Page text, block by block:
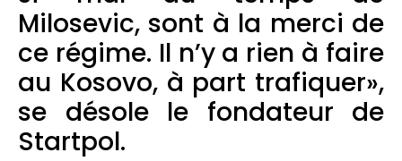
Milosevic, sont à la merci de
ce régime. Il n’y a rien à faire
au Kosovo, à part trafiquer»,
se désole le fondateur de
Startpol.